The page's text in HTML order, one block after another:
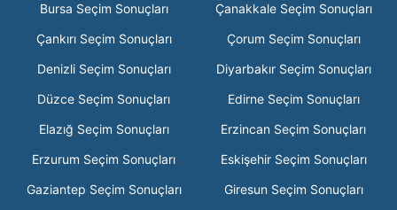
Bursa Seçim Sonuçları
Çanakkale Seçim Sonuçları
Çankırı Seçim Sonuçları
Çorum Seçim Sonuçları
Denizli Seçim Sonuçları
Diyarbakır Seçim Sonuçları
Düzce Seçim Sonuçları
Edirne Seçim Sonuçları
Elazığ Seçim Sonuçları
Erzincan Seçim Sonuçları
Erzurum Seçim Sonuçları
Eskişehir Seçim Sonuçları
Gaziantep Seçim Sonuçları
Giresun Seçim Sonuçları